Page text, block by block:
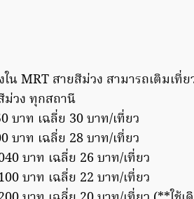
น MRT สายสีม่วง สามารถเติมเที่
ม่วง ทุกสถานี
บาท เฉลี่ย 30 บาท/เที่ยว
บาท เฉลี่ย 28 บาท/เที่ยว
บาท เฉลี่ย 26 บาท/เที่ยว
บาท เฉลี่ย 22 บาท/เที่ยว